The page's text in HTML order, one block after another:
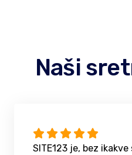
Naši
SITE123 je, bez